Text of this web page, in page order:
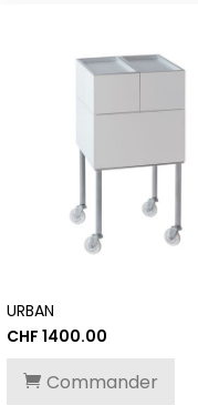
URBAN
CHF 1400.00
Commander